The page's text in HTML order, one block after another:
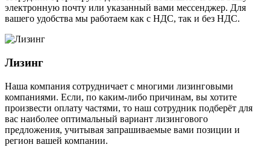
электронную почту или указанный вами мессенджер. Для
вашего удобства мы работаем как с НДС, так и без НДС.
Лизинг
Наша компания сотрудничает с многими лизинговыми
компаниями. Если, по каким-либо причинам, вы хотите
произвести оплату частями, то наш сотрудник подберёт для
вас наиболее оптимальный вариант лизингового
предложения, учитывая запрашиваемые вами позиции и
регион вашей компании.